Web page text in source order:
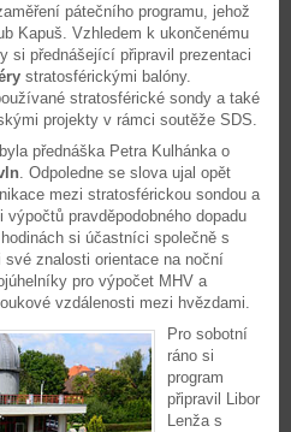
pátečního programu, jehož
Kapuš. Vzhledem k ukončenému
si přednášející připravil prezentaci
stratosférickými balóny.
stratosférické sondy a také
projekty v rámci soutěže SDS.
přednáška Petra Kulhánka o
. Odpoledne se slova ujal opět
mezi stratosférickou sondou a
pravděpodobného dopadu
si účastníci společně s
znalosti orientace na noční
pro výpočet MHV a
vzdálenosti mezi hvězdami.
Pro sobotní
ráno si
program
připravil Libor
Lenža s